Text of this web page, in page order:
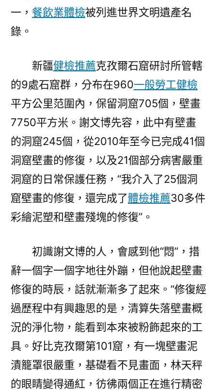
一， 餐飲業體檢被列進世界文明遺產名
錄。
新疆健檢推薦克孜爾石窟研討所管轄
的9處石窟群，分布在960一般勞工健檢
平方公里范圍內，保留洞窟705個，壁畫
7750平方米。謝文博先容，此中有壁畫
的洞窟245個，從2010年至今已完成41個
洞窟壁畫的修復，以及21個部分病害嚴重
洞窟的日常保護任務，“我介入了25個洞
窟壁畫的修復，還完成了體檢推薦30多件
彩繪泥塑和壁畫殘塊的修復”。
初識謝文博的人，會感到他“悶”，措
辭一個字一個字地往外蹦，但他說起壁畫
修復的時辰，話就漸漸多了起來。“修復經
過歷程中有興趣思的是，清算失落壁畫概
況的淨化物，能看到本來被粉飾起來的工
具。好比克孜爾第101窟，有一塊壁畫泥
漬籠罩很嚴重，基礎看不見畫面，林天秤
的眼睛變得通紅，彷彿兩個正在進行精密